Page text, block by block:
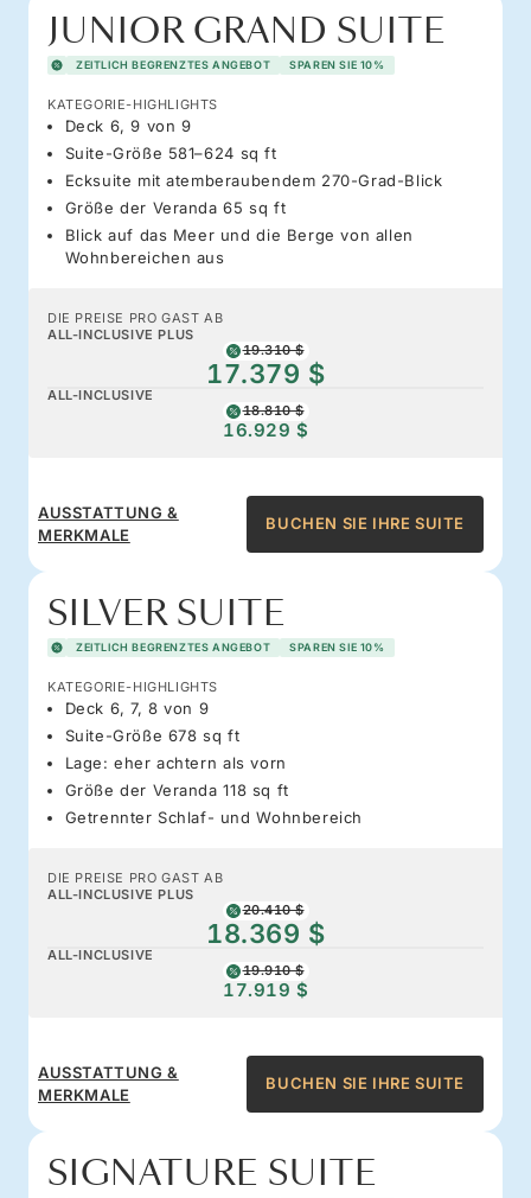
JUNIOR GRAND SUITE
ZEITLICH BEGRENZTES ANGEBOT SPAREN SIE 10%
KATEGORIE-HIGHLIGHTS
Deck 6, 9 von 9
Suite-Größe 581–624 sq ft
Ecksuite mit atemberaubendem 270-Grad-Blick
Größe der Veranda 65 sq ft
Blick auf das Meer und die Berge von allen
Wohnbereichen aus
DIE PREISE PRO GAST AB
ALL-INCLUSIVE PLUS
19.310 $
17.379 $
ALL-INCLUSIVE
18.810 $
16.929 $
AUSSTATTUNG &
MERKMALE
BUCHEN SIE IHRE SUITE
SILVER SUITE
ZEITLICH BEGRENZTES ANGEBOT SPAREN SIE 10%
KATEGORIE-HIGHLIGHTS
Deck 6, 7, 8 von 9
Suite-Größe 678 sq ft
Lage: eher achtern als vorn
Größe der Veranda 118 sq ft
Getrennter Schlaf- und Wohnbereich
DIE PREISE PRO GAST AB
ALL-INCLUSIVE PLUS
20.410 $
18.369 $
ALL-INCLUSIVE
19.910 $
17.919 $
AUSSTATTUNG &
MERKMALE
BUCHEN SIE IHRE SUITE
SIGNATURE SUITE